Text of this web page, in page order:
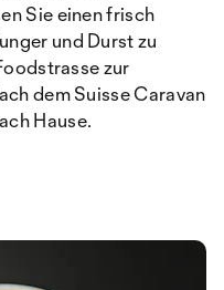
Sie einen frisch
und Durst zu
zur
dem Suisse Caravan
Hause.